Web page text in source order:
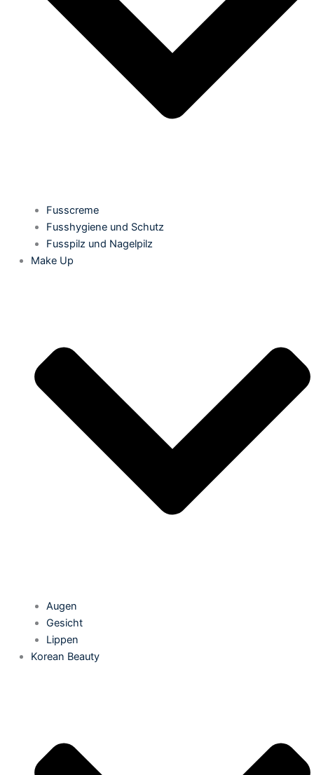
Fusscreme
Fusshygiene und Schutz
Fusspilz und Nagelpilz
Make Up
Augen
Gesicht
Lippen
Korean Beauty